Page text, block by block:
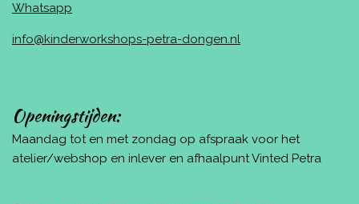
Whatsapp
info@kinderworkshops-petra-dongen.nl
Openingstijden:
Maandag tot en met zondag op afspraak voor het
atelier/webshop en inlever en afhaalpunt Vinted Petra